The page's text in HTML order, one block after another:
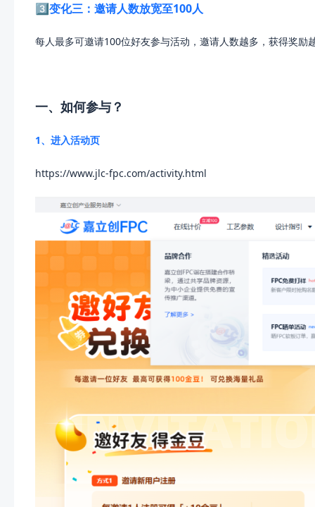
3️⃣变化三：邀请人数放宽至100人
每人最多可邀请100位好友参与活动，邀请人数越多，获得奖励
一、如何参与？
1、进入活动页
https://www.jlc-fpc.com/activity.html